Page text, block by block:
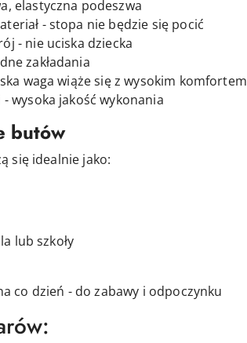
elastyczna podeszwa
- stopa nie będzie się pocić
- nie uciska dziecka
zakładania
waga wiąże się z wysokim komfortem
wysoka jakość wykonania
butów
się idealnie jako:
lub szkoły
co dzień - do zabawy i odpoczynku